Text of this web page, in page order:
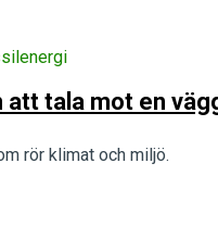
tala mot en
rör klimat och miljö.